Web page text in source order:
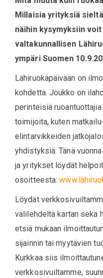
Millaisia yrityksiä
näihin kysymyksiin
valtakunnallisen
ympäri Suomen
Lähiruokapäivään on
kohdetta. Joukko on
perinteisiä
toimijoita, kuten
elintarvikkeiden
yhdistyksiä. Tänä
ja yritykset löydät
osoitteesta:
Löydät
välilehdeltä kartan sekä
etsiä mukaan
sijainnin tai myytävien
Kurkkaa siis
verkkosivuiltamme,